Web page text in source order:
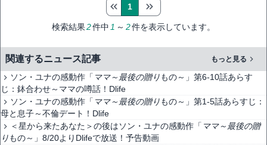
検索結果2件中 1 ～ 2件を表示しています。
1
関連するニュース記事 もっと見る
ソン・ユナの感動作「 ママ～最後の贈りもの～」第6-10話あらす
じ：鉢合わせ～ママの噂話！Dlife
ソン・ユナの感動作「 ママ～最後の贈りもの～」第1-5話あらすじ：
母と息子～不倫デート！Dlife
＜星から来たあなた＞の後はソン・ユナの感動作「 ママ～最後の贈
りもの～」8/20よりDlifeで放送！予告動画